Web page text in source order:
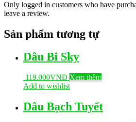
Only logged in customers who have
leave a review.
Sản phẩm tương tự
Dâu Bi Sky
119.000VNĐ Xem thêm
Add to wishlist
Dâu Bạch Tuyết